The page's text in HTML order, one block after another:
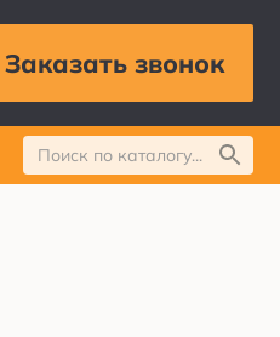
Заказать звонок